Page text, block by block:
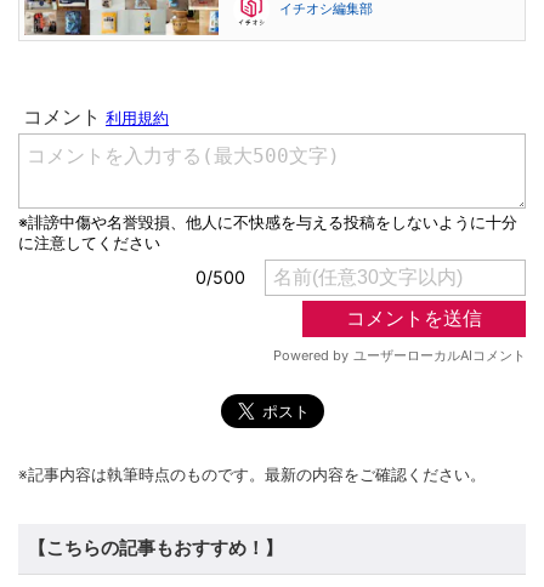
イチオシ編集部
※記事内容は執筆時点のものです。最新の内容をご確認ください。
【こちらの記事もおすすめ！】